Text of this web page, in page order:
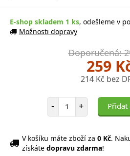
E-shop skladem 1 ks, odešleme v
Možnosti dopravy
Doporučená:
259
214 Kč bez
- Počet položek
+ Přidat
V košíku máte zboží za 0 Kč.
získáte dopravu zdarma!